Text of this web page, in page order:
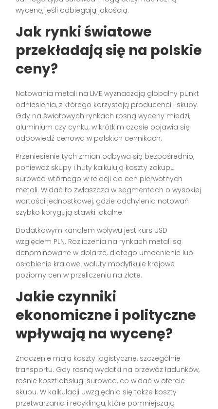
wycenę, jeśli odbiegają jakością.
Jak rynki światowe
przekładają się na polskie
ceny?
Notowania metali na LME wyznaczają globalny punkt
odniesienia, z którego korzystają producenci i skupy.
Gdy na światowych rynkach rosną wyceny miedzi,
aluminium czy cynku, w krótkim czasie pojawia się
odpowiedź cenowa w polskich cennikach.
Przeniesienie tych zmian odbywa się bezpośrednio,
ponieważ skupy i huty kalkulują koszty zakupu
surowca wtórnego w relacji do cen pierwotnych
metali. Widać to zwłaszcza w segmentach o wysokiej
wartości jednostkowej, gdzie odchylenia notowań
szybko korygują stawki lokalne.
Dodatkowym kanałem wpływu jest kurs USD
względem PLN. Rozliczenia na rynkach metali są
denominowane w dolarze, dlatego umocnienie lub
osłabienie krajowej waluty modyfikuje krajowe
poziomy cen w przeliczeniu na złote.
Jakie czynniki
ekonomiczne i polityczne
wpływają na wycenę?
Znaczenie mają koszty logistyczne, szczególnie
transportu. Gdy rosną wydatki na przewóz ładunków,
rośnie koszt obsługi surowca, co widać w ofercie
skupu. W kalkulacji uwzględnia się także koszty
przetwarzania i recyklingu, które pomniejszają